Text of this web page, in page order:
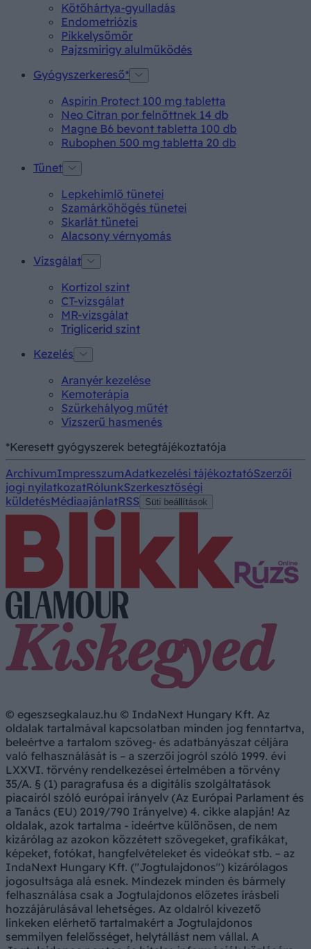
Kötőhártya-gyulladás
Endometriózis
Pikkelysömör
Pajzsmirigy alulműködés
Gyógyszerkereső*
Aspirin Protect 100 mg tabletta
Neo Citran por felnőttnek 14 db
Magne B6 bevont tabletta 100 db
Rubophen 500 mg tabletta 20 db
Tünet
Lepkehimlő tünetei
Szamárköhögés tünetei
Skarlát tünetei
Alacsony vérnyomás
Vizsgálat
Kortizol szint
CT-vizsgálat
MR-vizsgálat
Triglicerid szint
Kezelés
Aranyér kezelése
Kemoterápia
Szürkehályog műtét
Vízszerű hasmenés
*Keresett gyógyszerek betegtájékoztatója
ArchívumImpresszumAdatkezelési tájékoztatóSzerzői
jogi nyilatkozatRólunkSzerkesztőségi
küldetésMédiaajánlatRSS Süti beállítások
© egeszsegkalauz.hu © IndaNext Hungary Kft. Az
oldalak tartalmával kapcsolatban minden jog fenntartva,
beleértve a tartalom szöveg- és adatbányászat céljára
való felhasználását is – a szerzői jogról szóló 1999. évi
LXXVI. törvény rendelkezései értelmében a törvény
35/A. § (1) paragrafusa és a digitális szolgáltatások
piacairól szóló európai irányelv (Az Európai Parlament és
a Tanács (EU) 2019/790 Irányelve) 4. cikke alapján! Az
oldalak, azok tartalma - ideértve különösen, de nem
kizárólag az azokon közzétett szövegeket, grafikákat,
képeket, fotókat, hangfelvételeket és videókat stb. – az
IndaNext Hungary Kft. ("Jogtulajdonos") kizárólagos
jogosultsága alá esnek. Mindezek minden és bármely
felhasználása csak a Jogtulajdonos előzetes írásbeli
hozzájárulásával lehetséges. Az oldalról kivezető
linkeken elérhető tartalmakért a Jogtulajdonos
semmilyen felelősséget, helytállást nem vállal. A